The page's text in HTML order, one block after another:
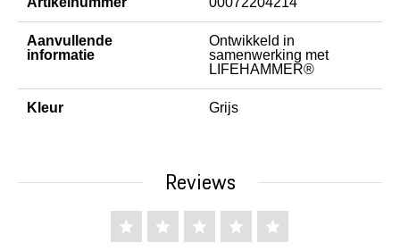
Aanvullende
informatie
Ontwikkeld in
samenwerking met
LIFEHAMMER®
Kleur Grijs
Reviews